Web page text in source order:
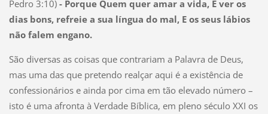
Pedro 3:10)- Porque Quem quer amar a vida, E ver os
dias bons, refreie a sua língua do mal, E os seus lábios
não falem engano.
São diversas as coisas que contrariam a Palavra de Deus,
mas uma das que pretendo realçar aqui é a existência de
confessionários e ainda por cima em tão elevado número –
isto é uma afronta à Verdade Bíblica, em pleno século XXI os